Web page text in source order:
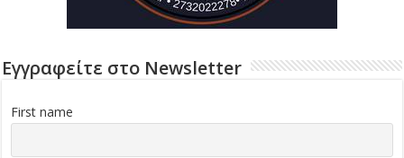
Εγγραφείτε στο Newsletter
First name